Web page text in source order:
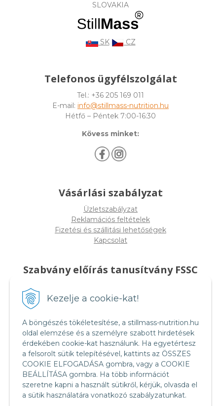
Kezelje a cookie-kat!
A böngészés tökéletesítése, a stillmass-nutrition.hu
oldal elemzése és a személyre szabott hirdetések
érdekében cookie-kat használunk. Ha egyetértesz
a felsorolt sütik telepítésével, kattints az ÖSSZES
COOKIE ELFOGADÁSA gombra, vagy a COOKIE
BEÁLLÍTÁSA gombra. Ha több információt
szeretne kapni a használt sütikről, kérjük, olvasda el
a sütik használatára vonatkozó szabályzatunkat.
SLOVAKIA
SK CZ
Telefonos ügyfélszolgálat
Tel.: +36 205 169 011
E-mail: info@stillmass-nutrition.hu
Hétfő – Péntek 7:00-16:30
Kövess minket:
Vásárlási szabályzat
Üzletszabályzat
Reklamációs feltételek
Fizetési és szállitási lehetőségek
Kapcsolat
Szabvány előírás tanusítvány FSSC
Food Safety System Certification FSSC 22000